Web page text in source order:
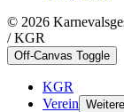
© 2026
/ KGR
Off-Canvas Toggle
KGR
Verein